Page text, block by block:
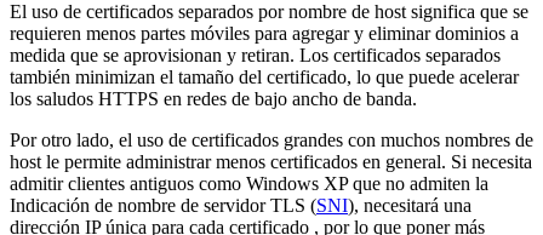
El uso de certificados separados por nombre de host significa que se
requieren menos partes móviles para agregar y eliminar dominios a
medida que se aprovisionan y retiran. Los certificados separados
también minimizan el tamaño del certificado, lo que puede acelerar
los saludos HTTPS en redes de bajo ancho de banda.
Por otro lado, el uso de certificados grandes con muchos nombres de
host le permite administrar menos certificados en general. Si necesita
admitir clientes antiguos como Windows XP que no admiten la
Indicación de nombre de servidor TLS (SNI), necesitará una
dirección IP única para cada certificado , por lo que poner más